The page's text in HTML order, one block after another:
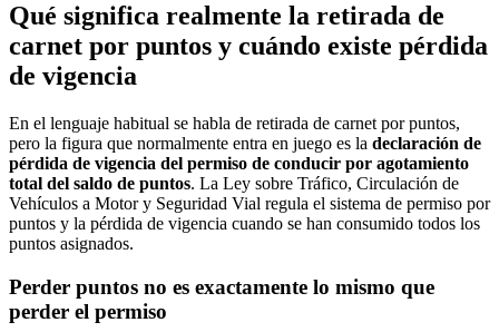
Qué significa realmente la retirada de
carnet por puntos y cuándo existe pérdida
de vigencia
En el lenguaje habitual se habla de retirada de carnet por puntos,
pero la figura que normalmente entra en juego es la declaración de
pérdida de vigencia del permiso de conducir por agotamiento
total del saldo de puntos. La Ley sobre Tráfico, Circulación de
Vehículos a Motor y Seguridad Vial regula el sistema de permiso por
puntos y la pérdida de vigencia cuando se han consumido todos los
puntos asignados.
Perder puntos no es exactamente lo mismo que
perder el permiso